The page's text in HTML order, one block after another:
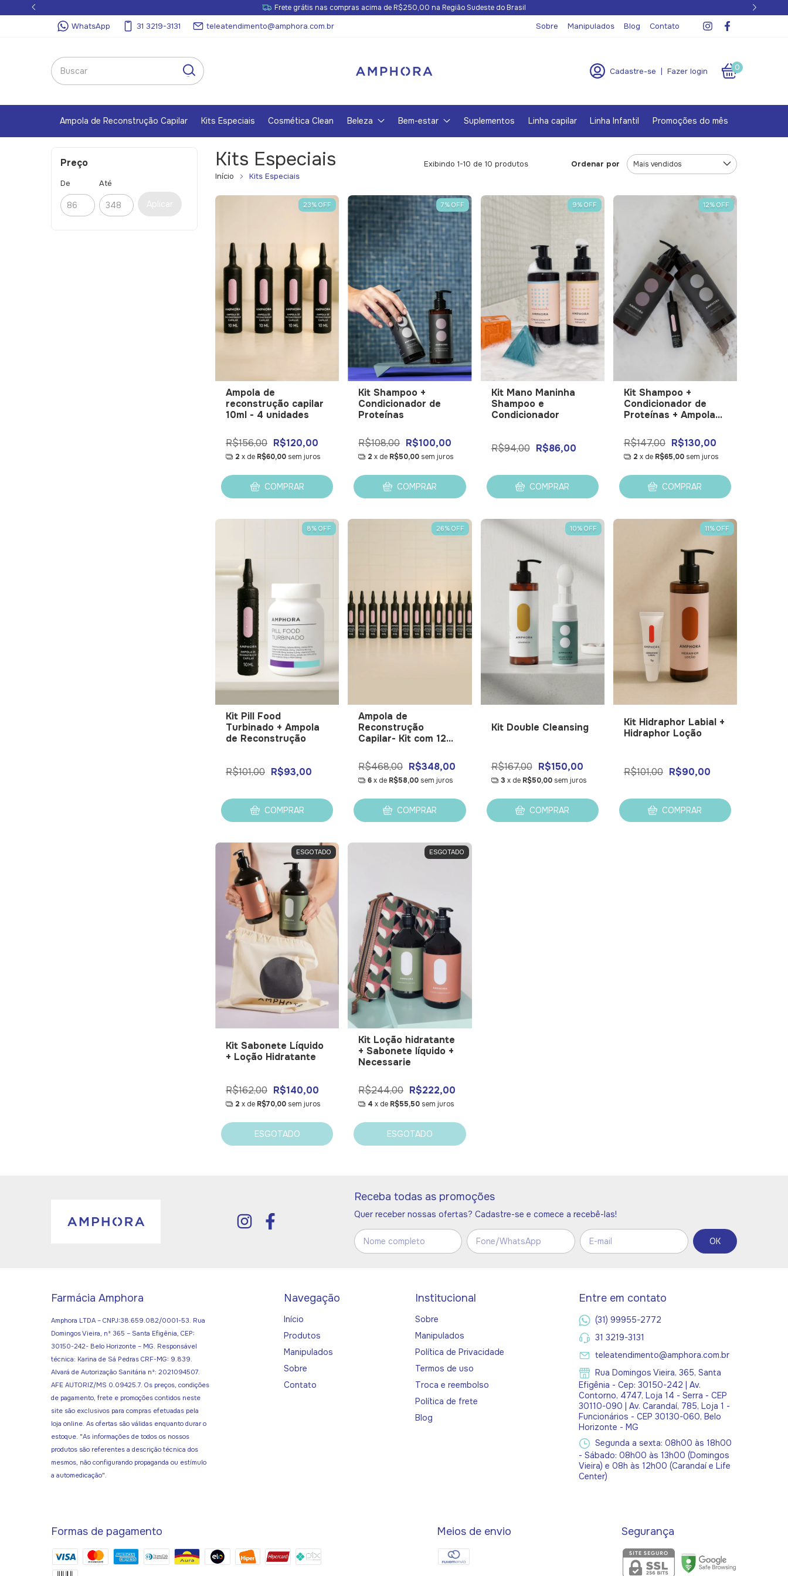
Frete grátis nas compras acima de R$250,00 na Região Sudeste do Brasil
WhatsApp 31 3219-3131 teleatendimento@amphora.com.br Sobre Manipulados Blog Contato
Cadastre-se | Fazer login 0
Ampola de Reconstrução Capilar Kits Especiais Cosmética Clean Beleza Bem-estar Suplementos Linha capilar Linha Infantil Promoções do mês
Preço
De Até
Aplicar
Kits Especiais
Início Kits Especiais
Exibindo 1-10 de 10 produtos Ordenar por
23%OFF
Ampola de
reconstrução capilar
10ml - 4 unidades
R$156,00 R$120,00
2 x de R$60,00 sem juros
COMPRAR
7% OFF
Kit Shampoo +
Condicionador de
Proteínas
R$108,00 R$100,00
2 x de R$50,00 sem juros
COMPRAR
9% OFF
Kit Mano Maninha
Shampoo e
Condicionador
R$94,00 R$86,00
COMPRAR
12% OFF
Kit Shampoo +
Condicionador de
Proteínas + Ampola
R$147,00 R$130,00
2 x de R$65,00 sem juros
COMPRAR
8%OFF
Kit Pill Food
Turbinado + Ampola
de Reconstrução
R$101,00 R$93,00
COMPRAR
26% OFF
Ampola de
Reconstrução
Capilar- Kit com 12
R$468,00 R$348,00
6 x de R$58,00 sem juros
COMPRAR
10% OFF
Kit Double Cleansing
R$167,00 R$150,00
3 x de R$50,00 sem juros
COMPRAR
11% OFF
Kit Hidraphor Labial +
Hidraphor Loção
R$101,00 R$90,00
COMPRAR
ESGOTADO
Kit Sabonete Líquido
+ Loção Hidratante
R$162,00 R$140,00
2 x de R$70,00 sem juros
ESGOTADO
ESGOTADO
Kit Loção hidratante
+ Sabonete líquido +
Necessarie
R$244,00 R$222,00
4 x de R$55,50 sem juros
ESGOTADO
Receba todas as promoções
Quer receber nossas ofertas? Cadastre-se e comece a recebê-las!
Farmácia Amphora
Amphora LTDA – CNPJ:38.659.082/0001-53. Rua
Domingos Vieira, nº 365 – Santa Efigênia, CEP:
30150-242- Belo Horizonte – MG. Responsável
técnica: Karina de Sá Pedras CRF-MG: 9.839.
Alvará de Autorização Sanitária nº: 2021094507.
AFE AUTORIZ/MS 0.09425.7. Os preços, condições
de pagamento, frete e promoções contidos neste
site são exclusivos para compras efetuadas pela
loja online. As ofertas são válidas enquanto durar o
estoque. "As informações de todos os nossos
produtos são referentes a descrição técnica dos
mesmos, não configurando propaganda ou estímulo
a automedicação".
Navegação
Início
Produtos
Manipulados
Sobre
Contato
Institucional
Sobre
Manipulados
Política de Privacidade
Termos de uso
Troca e reembolso
Política de frete
Blog
Entre em contato
(31) 99955-2772
31 3219-3131
teleatendimento@amphora.com.br
Rua Domingos Vieira, 365, Santa
Efigênia - Cep: 30150-242 | Av.
Contorno, 4747, Loja 14 - Serra - CEP
30110-090 | Av. Carandaí, 785, Loja 1 -
Funcionários - CEP 30130-060, Belo
Horizonte - MG
Segunda a sexta: 08h00 às 18h00
- Sábado: 08h00 às 13h00 (Domingos
Vieira) e 08h às 12h00 (Carandaí e Life
Center)
Formas de pagamento Meios de envio Segurança